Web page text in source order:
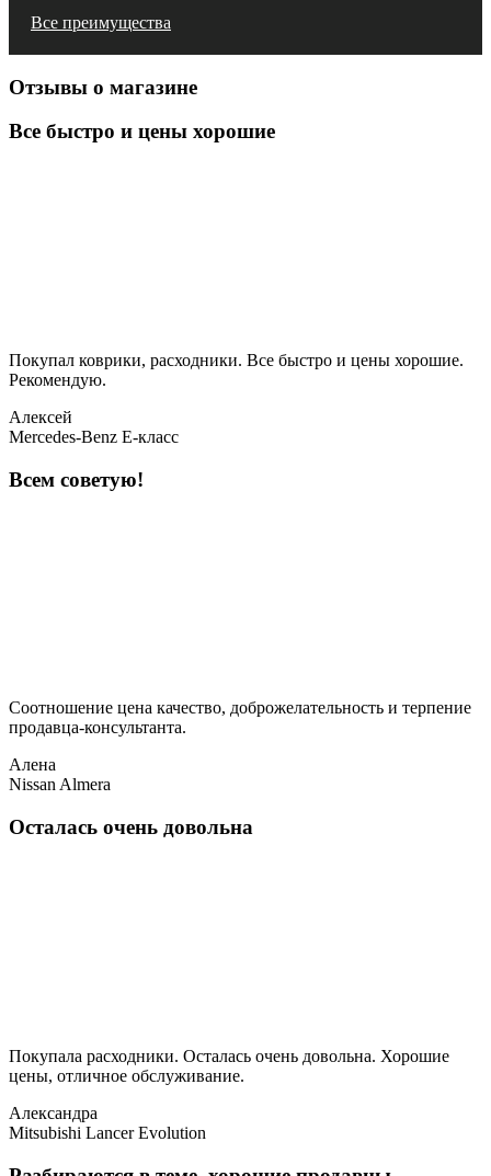
Все преимущества
Отзывы о магазине
Все быстро и цены хорошие
Покупал коврики, расходники. Все быстро и цены хорошие.
Рекомендую.
Алексей
Mercedes-Benz E-класс
Всем советую!
Соотношение цена качество, доброжелательность и терпение
продавца-консультанта.
Алена
Nissan Almera
Осталась очень довольна
Покупала расходники. Осталась очень довольна. Хорошие
цены, отличное обслуживание.
Александра
Mitsubishi Lancer Evolution